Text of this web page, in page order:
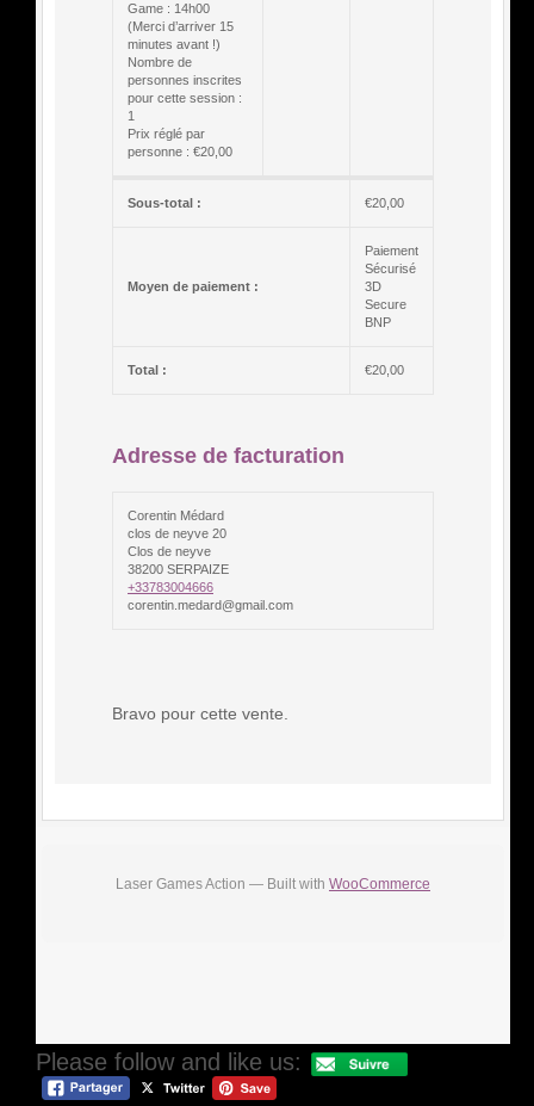
Game : 14h00
(Merci d’arriver 15
minutes avant !)
Nombre de
personnes inscrites
pour cette session :
1
Prix réglé par
personne : €20,00
Sous-total : €20,00
Moyen de paiement :
Paiement
Sécurisé
3D
Secure
BNP
Total : €20,00
Adresse de facturation
Corentin Médard
clos de neyve 20
Clos de neyve
38200 SERPAIZE
+33783004666
corentin.medard@gmail.com
Bravo pour cette vente.
Laser Games Action — Built with WooCommerce
Please follow and like us: